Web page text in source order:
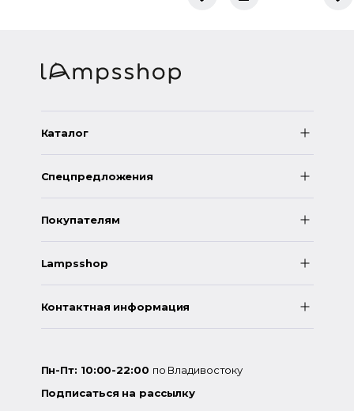
Каталог
Спецпредложения
Покупателям
Lampsshop
Контактная информация
Пн-Пт: 10:00-22:00 по Владивостоку
Подписаться на рассылку